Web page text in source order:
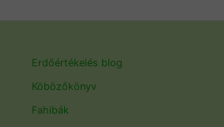
Erdőértékelés blog
Köbözőkönyv
Fahibák